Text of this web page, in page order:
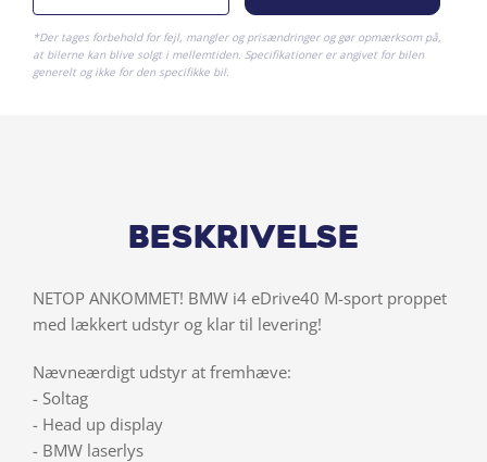
*Der tages forbehold for fejl, mangler og prisændringer og gør opmærksom på,
at bilerne kan blive solgt i mellemtiden. Specifikationer er angivet for bilen
generelt og ikke for den specifikke bil.
Beskrivelse
NETOP ANKOMMET! BMW i4 eDrive40 M-sport proppet
med lækkert udstyr og klar til levering!
Nævneærdigt udstyr at fremhæve:
- Soltag
- Head up display
- BMW laserlys